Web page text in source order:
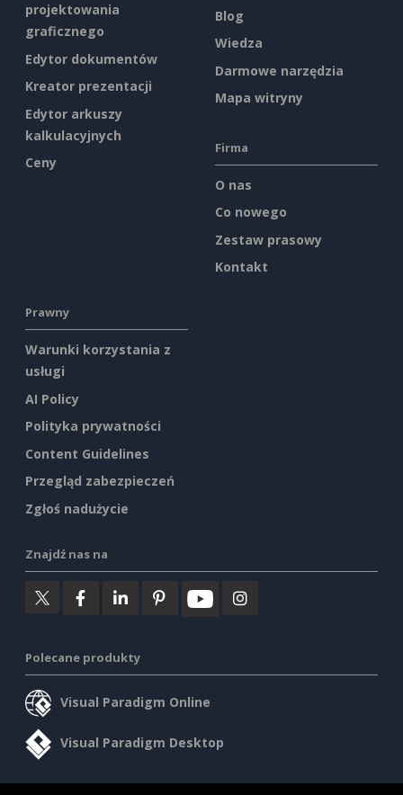
projektowania
graficznego
Edytor dokumentów
Kreator prezentacji
Edytor arkuszy
kalkulacyjnych
Ceny
Blog
Wiedza
Darmowe narzędzia
Mapa witryny
Firma
O nas
Co nowego
Zestaw prasowy
Kontakt
Prawny
Warunki korzystania z
usługi
AI Policy
Polityka prywatności
Content Guidelines
Przegląd zabezpieczeń
Zgłoś nadużycie
Znajdź nas na
Polecane produkty
Visual Paradigm Online
Visual Paradigm Desktop